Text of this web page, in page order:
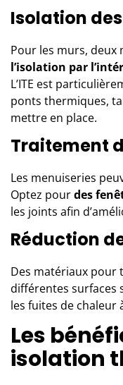
Isolation
Pour les murs,
l’isolation par
L’ITE est
ponts thermiques,
mettre en place.
Traitement
Les menuiseries
Optez pourdes
les joints afin
Réduction
Des matériaux pour
différentes surfaces
les fuites de chaleur
Les
isolation